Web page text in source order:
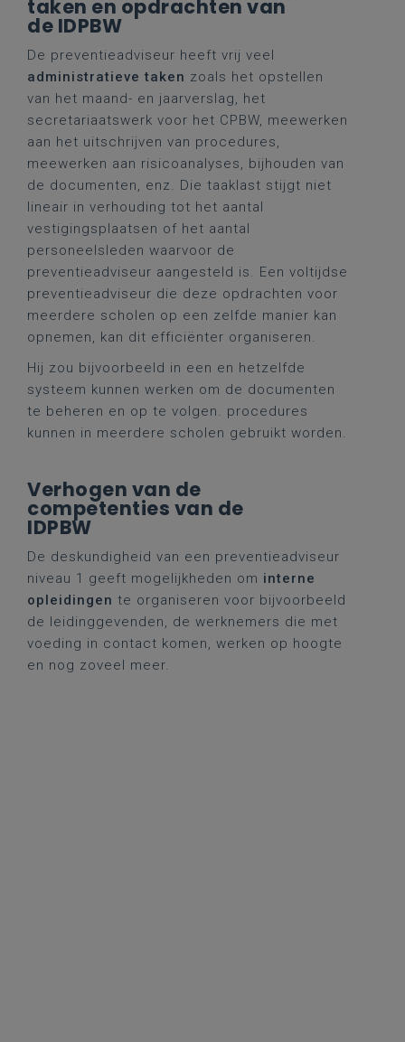
taken en opdrachten van
de IDPBW
De preventieadviseur heeft vrij veel
administratieve taken zoals het opstellen
van het maand- en jaarverslag, het
secretariaatswerk voor het CPBW, meewerken
aan het uitschrijven van procedures,
meewerken aan risicoanalyses, bijhouden van
de documenten, enz. Die taaklast stijgt niet
lineair in verhouding tot het aantal
vestigingsplaatsen of het aantal
personeelsleden waarvoor de
preventieadviseur aangesteld is. Een voltijdse
preventieadviseur die deze opdrachten voor
meerdere scholen op een zelfde manier kan
opnemen, kan dit efficiënter organiseren.
Hij zou bijvoorbeeld in een en hetzelfde
systeem kunnen werken om de documenten
te beheren en op te volgen. procedures
kunnen in meerdere scholen gebruikt worden.
Verhogen van de
competenties van de
IDPBW
De deskundigheid van een preventieadviseur
niveau 1 geeft mogelijkheden om interne
opleidingen te organiseren voor bijvoorbeeld
de leidinggevenden, de werknemers die met
voeding in contact komen, werken op hoogte
en nog zoveel meer.